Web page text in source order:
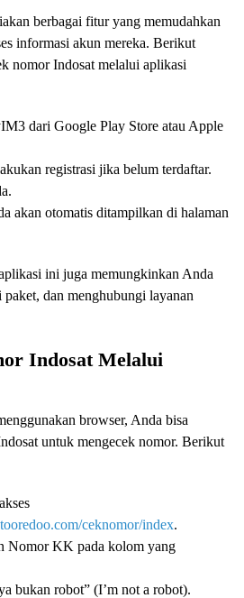
berbagai fitur yang memudahkan
informasi akun mereka. Berikut
nomor Indosat melalui aplikasi
dari Google Play Store atau Apple
registrasi jika belum terdaftar.
akan otomatis ditampilkan di halaman
ini juga memungkinkan Anda
dan menghubungi layanan
Indosat Melalui
browser, Anda bisa
untuk mengecek nomor. Berikut
ceknomor/index.
Nomor KK pada kolom yang
bukan robot” (I’m not a robot).